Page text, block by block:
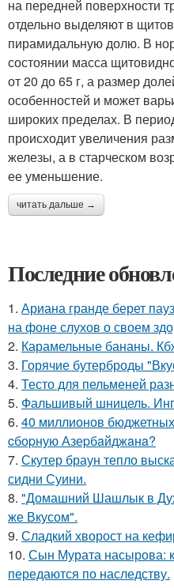
на передней поверхности
отдельно выделяют в
пирамидальную долю. В
состоянии масса
от 20 до 65 г, а размер
особенностей и может
широких пределах. В
происходит увеличения
железы, а в старческом
ее уменьшение.
читать дальше →
Последние
1. Ариана гранде берет
на фоне слухов о своем
2. Карамельные бананы.
3. Горячие бутерброды
4. Тесто для пельменей
5. Фальшивый шницель.
6. 40 миллионов
cбоpную Азеpбaйджaнa?
7. Скутер браун тепло
сидни Суини.
8. "Домашний Шашлык в
же Вкусом".
9. Сладкий хворост на
10. Сын Мурата насырова:
передаются по наследству.